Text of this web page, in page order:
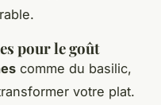
pour le goût
comme du basilic,
votre plat.